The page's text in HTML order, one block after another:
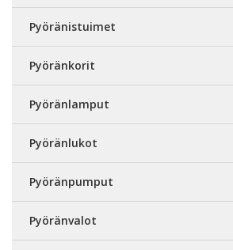
Pyöränistuimet
Pyöränkorit
Pyöränlamput
Pyöränlukot
Pyöränpumput
Pyöränvalot